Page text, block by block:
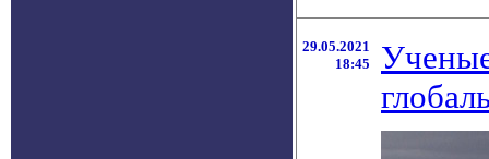
29.05.2021
18:45